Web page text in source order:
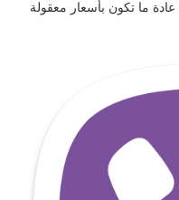
عادة ما تكون بأسعار معقولة